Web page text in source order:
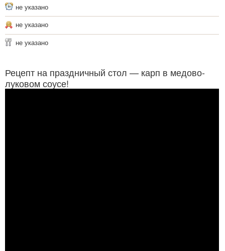
не указано
не указано
не указано
Рецепт на праздничный стол — карп в медово-
луковом соусе!